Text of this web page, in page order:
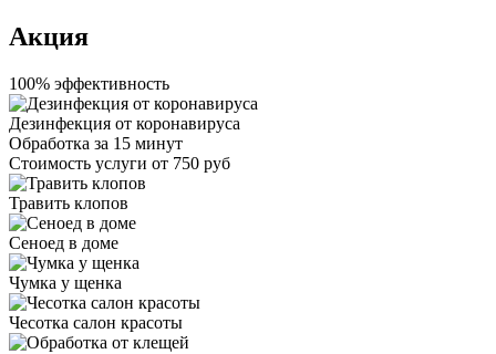
Акция
100% эффективность
Дезинфекция от коронавируса
Обработка за 15 минут
Стоимость услуги от 750 руб
Травить клопов
Сеноед в доме
Чумка у щенка
Чесотка салон красоты